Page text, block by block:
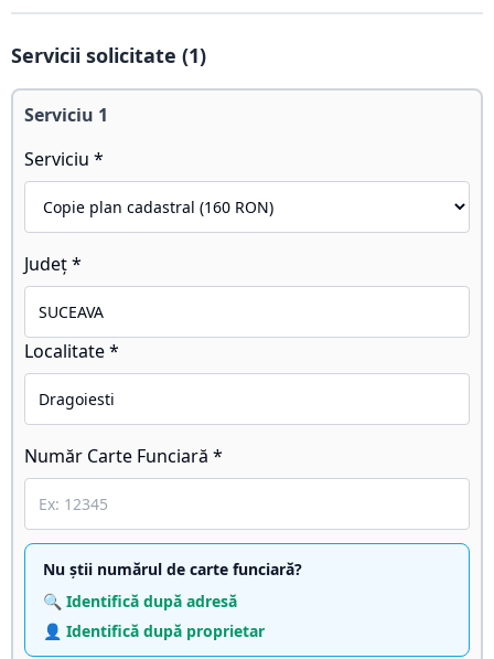
Servicii solicitate (1)
Serviciu 1
Serviciu *
Județ *
Localitate *
Număr Carte Funciară *
Nu știi numărul de carte funciară?
🔍 Identifică după adresă
👤 Identifică după proprietar